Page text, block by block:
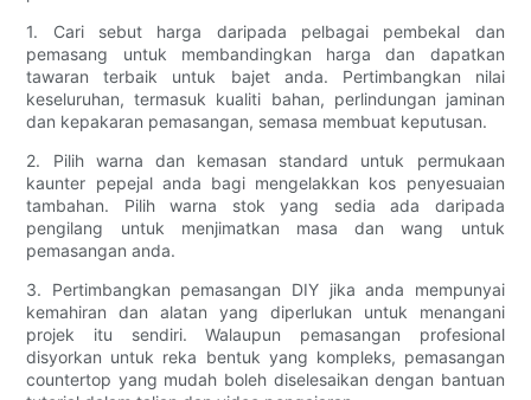
1. Cari sebut harga daripada pelbagai pembekal dan
pemasang untuk membandingkan harga dan dapatkan
tawaran terbaik untuk bajet anda. Pertimbangkan nilai
keseluruhan, termasuk kualiti bahan, perlindungan jaminan
dan kepakaran pemasangan, semasa membuat keputusan.
2. Pilih warna dan kemasan standard untuk permukaan
kaunter pepejal anda bagi mengelakkan kos penyesuaian
tambahan. Pilih warna stok yang sedia ada daripada
pengilang untuk menjimatkan masa dan wang untuk
pemasangan anda.
3. Pertimbangkan pemasangan DIY jika anda mempunyai
kemahiran dan alatan yang diperlukan untuk menangani
projek itu sendiri. Walaupun pemasangan profesional
disyorkan untuk reka bentuk yang kompleks, pemasangan
countertop yang mudah boleh diselesaikan dengan bantuan